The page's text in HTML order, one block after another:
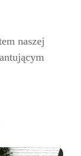
naszej